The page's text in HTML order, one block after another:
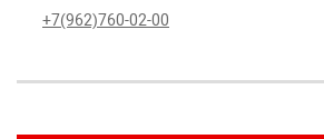
+7(962)760-02-00